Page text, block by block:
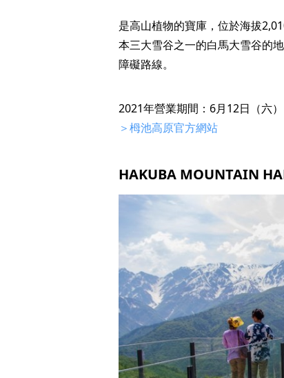
是高山植物的寶庫，位於海拔
本三大雪谷之一的白馬大雪谷的
障礙路線。
2021年營業期間：6月12日（六）
＞栂池高原官方網站
HAKUBA MOUNTAIN